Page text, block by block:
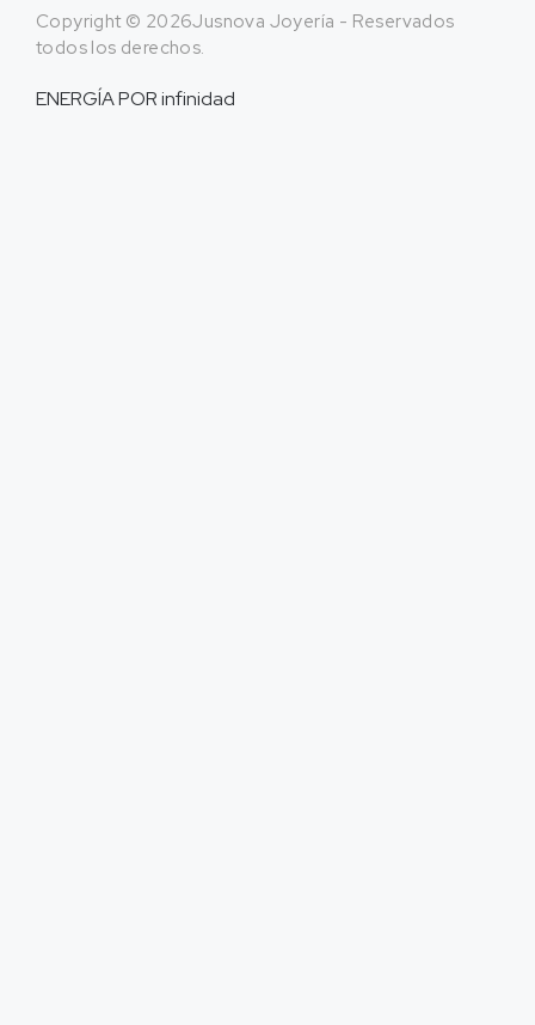
Copyright © 2026Jusnova Joyería - Reservados
todos los derechos.
ENERGÍA PORinfinidad